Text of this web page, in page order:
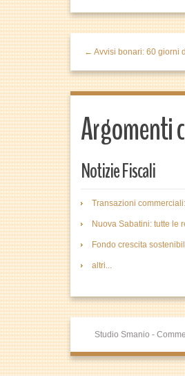
← Avvisi bonari: 60 giorni
Argomenti
Notizie Fiscali
Transazioni
Nuova Sabatini: tutte le
Fondo crescita
altri...
Studio Smanio -